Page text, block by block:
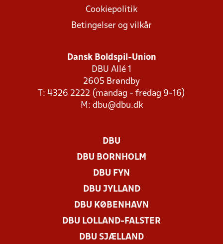
Cookiepolitik
Betingelser og vilkår
Dansk Boldspil-Union
DBU Allé 1
2605 Brøndby
T: 4326 2222 (mandag - fredag 9-16)
M: dbu@dbu.dk
DBU
DBU BORNHOLM
DBU FYN
DBU JYLLAND
DBU KØBENHAVN
DBU LOLLAND-FALSTER
DBU SJÆLLAND